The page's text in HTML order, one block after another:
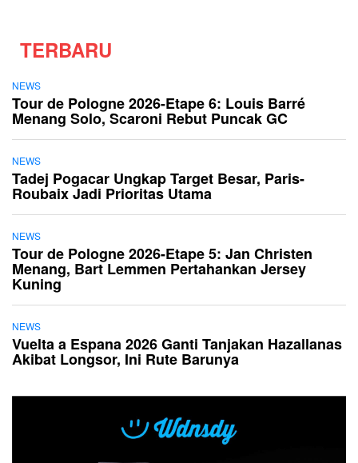
TERBARU
NEWS
Tour de Pologne 2026-Etape 6: Louis Barré
Menang Solo, Scaroni Rebut Puncak GC
NEWS
Tadej Pogacar Ungkap Target Besar, Paris-
Roubaix Jadi Prioritas Utama
NEWS
Tour de Pologne 2026-Etape 5: Jan Christen
Menang, Bart Lemmen Pertahankan Jersey
Kuning
NEWS
Vuelta a Espana 2026 Ganti Tanjakan Hazallanas
Akibat Longsor, Ini Rute Barunya